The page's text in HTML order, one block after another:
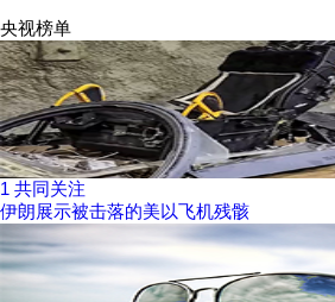
央视榜单
1 共同关注
伊朗展示被击落的美以飞机残骸